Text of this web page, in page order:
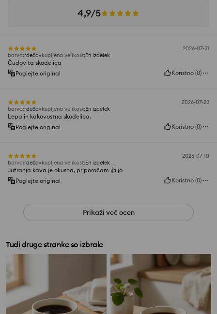
4,9/5
2026-07-31
barva:rdeča kupljena velikost:En izdelek
Čudovita skodelica
Poglejte original
Koristno (0)
2026-07-23
barva:rdeča kupljena velikost:En izdelek
Lepa in kakovostna skodelica.
Poglejte original
Koristno (0)
2026-07-10
barva:rdeča kupljena velikost:En izdelek
Jutranja kava je okusna, priporočam 👍️ jo
Poglejte original
Koristno (0)
Prikaži več ocen
Tudi druge stranke so izbrale